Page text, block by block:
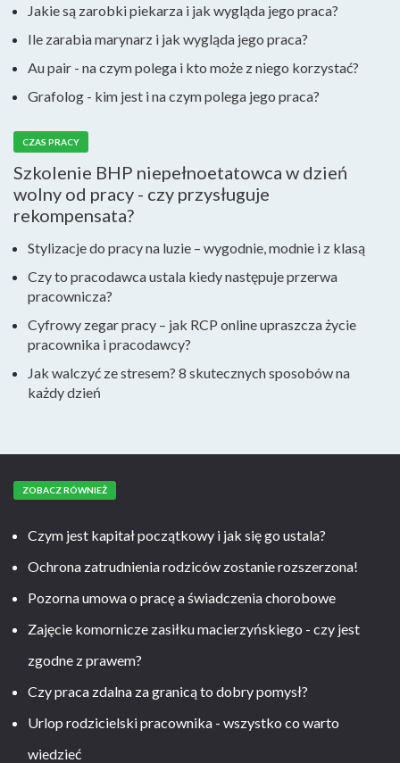
Jakie są zarobki piekarza i jak wygląda jego praca?
Ile zarabia marynarz i jak wygląda jego praca?
Au pair - na czym polega i kto może z niego korzystać?
Grafolog - kim jest i na czym polega jego praca?
CZAS PRACY
Szkolenie BHP niepełnoetatowca w dzień
wolny od pracy - czy przysługuje
rekompensata?
Stylizacje do pracy na luzie – wygodnie, modnie i z klasą
Czy to pracodawca ustala kiedy następuje przerwa
pracownicza?
Cyfrowy zegar pracy – jak RCP online upraszcza życie
pracownika i pracodawcy?
Jak walczyć ze stresem? 8 skutecznych sposobów na
każdy dzień
ZOBACZ RÓWNIEŻ
Czym jest kapitał początkowy i jak się go ustala?
Ochrona zatrudnienia rodziców zostanie rozszerzona!
Pozorna umowa o pracę a świadczenia chorobowe
Zajęcie komornicze zasiłku macierzyńskiego - czy jest
zgodne z prawem?
Czy praca zdalna za granicą to dobry pomysł?
Urlop rodzicielski pracownika - wszystko co warto
wiedzieć